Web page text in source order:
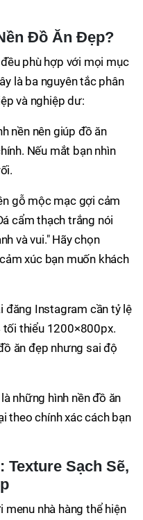
Đồ Ăn Đẹp?
phù hợp với mọi mục
là ba nguyên tắc phân
và nghiệp dư:
nền nên giúp đồ ăn
Nếu mắt bạn nhìn
gỗ mộc mạc gợi cảm
cẩm thạch trắng nói
và vui." Hãy chọn
xúc bạn muốn khách
đăng Instagram cần tỷ lệ
tối thiểu 1200×800px.
ăn đẹp nhưng sai độ
những hình nền đồ ăn
theo chính xác cách bạn
Texture Sạch Sẽ,
nhà hàng thể hiện